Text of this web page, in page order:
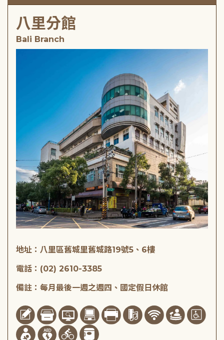
八里分館
Bali Branch
地址：八里區舊城里舊城路19號5、6樓
電話：(02) 2610-3385
備註：每月最後一週之週四、國定假日休館